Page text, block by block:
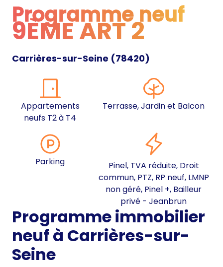
Programme neuf
Programme neuf
9ÈME ART 2
Carrières-sur-Seine (78420)
Appartements
neufs T2 à T4
Terrasse, Jardin et Balcon
Parking
Pinel, TVA réduite, Droit
commun, PTZ, RP neuf, LMNP
non géré, Pinel +, Bailleur
privé - Jeanbrun
Programme immobilier
neuf à Carrières-sur-
Seine